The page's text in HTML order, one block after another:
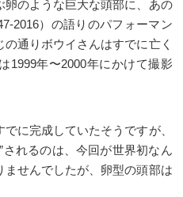
卵のような巨大な頭部に、あの
2016）の語りのパフォーマン
通りボウイさんはすでに亡く
1999年〜2000年にかけて撮影
に完成していたそうですが、
されるのは、今回が世界初なん
せんでしたが、卵型の頭部は